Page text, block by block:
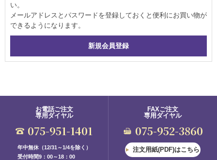
い。
メールアドレスとパスワードを登録しておくと便利にお買い物が
できるようになります。
お電話ご注文
専用ダイヤル
075-951-1401
年中無休（12/31～1/4を除く）
受付時間9：00～18：00
FAXご注文
専用ダイヤル
075-952-3860
注文用紙(PDF)はこちら